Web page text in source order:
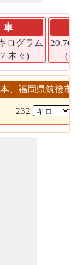
車
ログラム
木々)
20.76
、福岡県筑後市
232